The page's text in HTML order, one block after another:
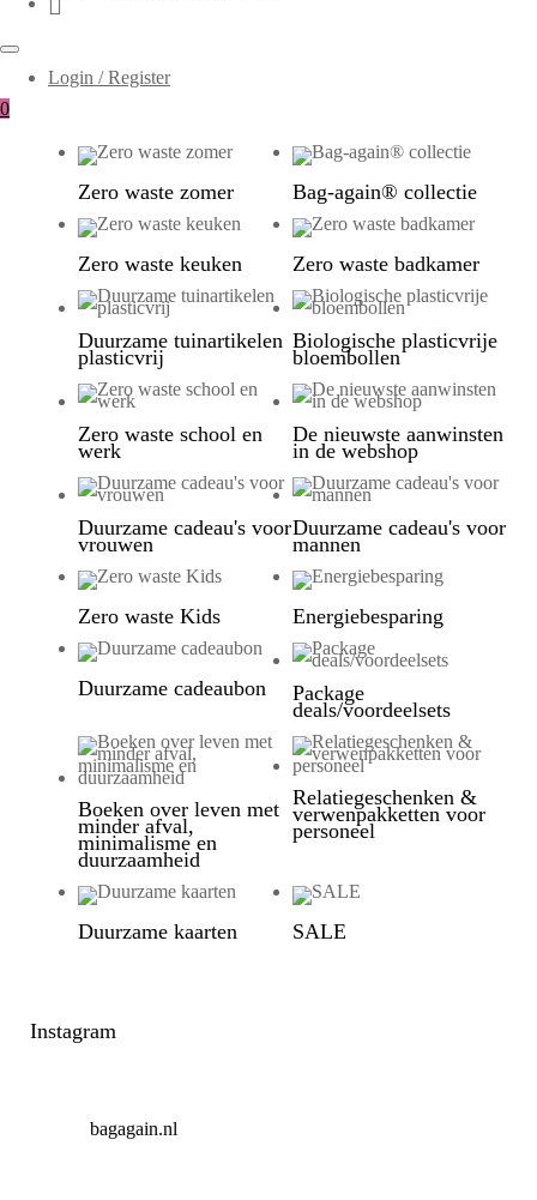
Login / Register
0
Zero waste zomer Bag-again® collectie
Zero waste keuken Zero waste badkamer
Duurzame tuinartikelen
plasticvrij
Biologische plasticvrije
bloembollen
Zero waste school en
werk
De nieuwste aanwinsten
in de webshop
Duurzame cadeau's voor
vrouwen
Duurzame cadeau's voor
mannen
Zero waste Kids Energiebesparing
Duurzame cadeaubon Package
deals/voordeelsets
Boeken over leven met
minder afval,
minimalisme en
duurzaamheid
Relatiegeschenken &
verwenpakketten voor
personeel
Duurzame kaarten SALE
Instagram
bagagain.nl